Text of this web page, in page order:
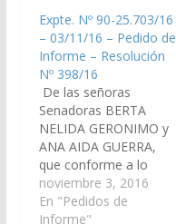
Cuerpo se requiera al
Jefe de Gabinete de
Ministros para que
en…
Expte. Nº 90-25.703/16
– 03/11/16 – Pedido de
Informe – Resolución
Nº 398/16
De las señoras
Senadoras BERTA
NELIDA GERONIMO y
ANA AIDA GUERRA,
que conforme a lo
dispuesto por el
artículo N° 116 de la
Constitución de la
noviembre 3, 2016
En "Pedidos de
Informe"